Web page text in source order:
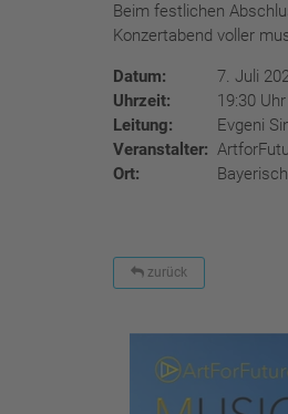
Beim festlichen
Konzertabend voller
Datum:
7. Juli
Uhrzeit:
19:30 Uhr
Leitung:
Evgeni
Veranstalter:
Ort:
zurück